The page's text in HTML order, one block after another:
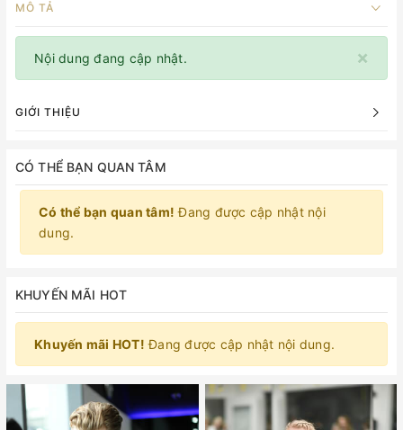
MÔ TẢ
×
Nội dung đang cập nhật.
GIỚI THIỆU
CÓ THỂ BẠN QUAN TÂM
Có thể bạn quan tâm! Đang được cập nhật nội
dung.
KHUYẾN MÃI HOT
Khuyến mãi HOT! Đang được cập nhật nội dung.